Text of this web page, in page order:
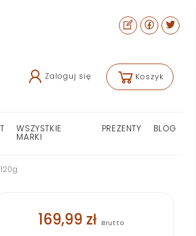
Zaloguj się Koszyk
WSZYSTKIE
MARKI
PREZENTY BLOG
169,99 zł Brutto